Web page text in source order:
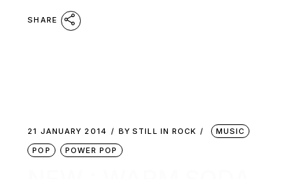
SHARE
21 JANUARY 2014 BY STILL IN ROCK
MUSIC
POP
POWER POP